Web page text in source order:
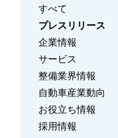
すべて
プレスリリース
企業情報
サービス
整備業界情報
自動車産業動向
お役立ち情報
採用情報
残価保証
マイカーリースサポート
車両買取
なるほどネット